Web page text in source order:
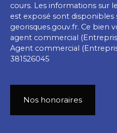
cours. Les informations sur
est exposé sont disponibles
georisques.gouv.fr. Ce bien
agent commercial
Agent commercial
381526045
Nos honoraires